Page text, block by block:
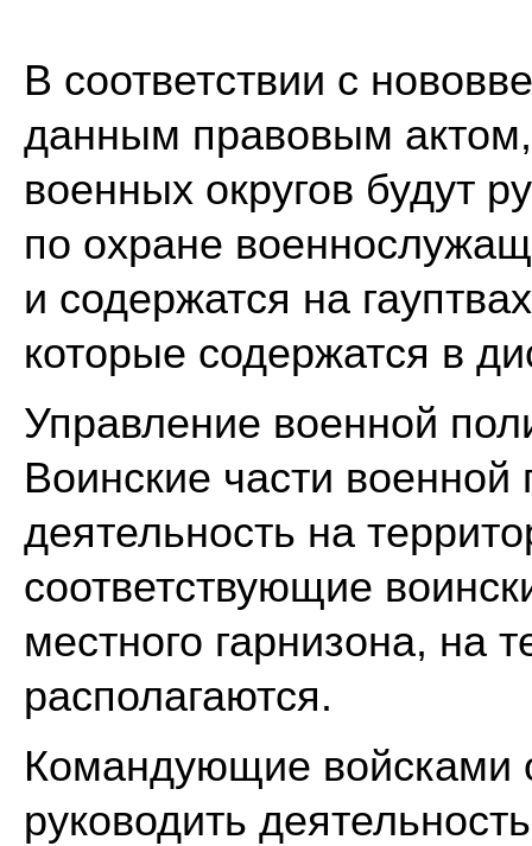
В соответствии с
данным правовым
военных округов будут
по охране
и содержатся на
которые содержатся в
Управление военной
Воинские части военной
деятельность на
соответствующие
местного гарнизона, на
располагаются.
Командующие войсками
руководить